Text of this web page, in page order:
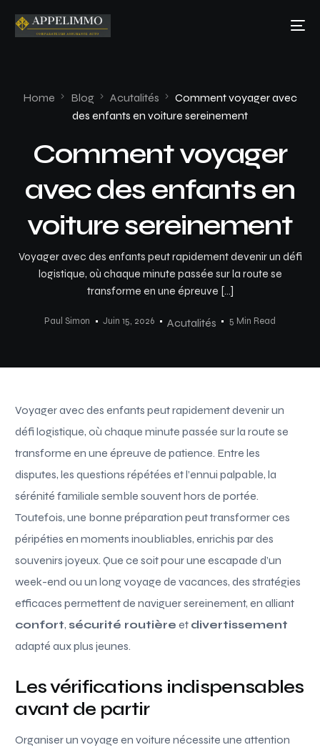
Home Blog Acutalités
Comment voyager avec
des enfants en voiture sereinement
Comment voyager
avec des enfants en
voiture sereinement
Voyager avec des enfants peut rapidement devenir un défi
logistique, où chaque minute passée sur la route se
transforme en une épreuve […]
Paul Simon Juin 15, 2026 Acutalités 5 Min Read
Voyager avec des enfants peut rapidement devenir un
défi logistique, où chaque minute passée sur la route se
transforme en une épreuve de patience. Entre les
disputes, les questions répétées et l’ennui palpable, la
sérénité familiale semble souvent hors de portée.
Toutefois, une bonne préparation peut transformer ces
péripéties en moments inoubliables, enrichis par des
souvenirs joyeux. Que ce soit pour une escapade d’un
week-end ou un long voyage de vacances, des stratégies
efficaces permettent de naviguer sereinement, en alliant
confort, sécurité routière et divertissement
adapté aux plus jeunes.
Les vérifications indispensables
avant de partir
Organiser un voyage en voiture nécessite une attention